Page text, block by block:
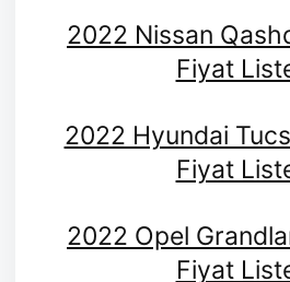
2022 Nissan
Fiyat
2022 Hyundai
Fiyat
2022 Opel
Fiyat